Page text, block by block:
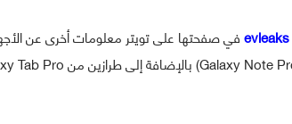
evleaksفي صفحتها على تويتر معلومات أخرى عن